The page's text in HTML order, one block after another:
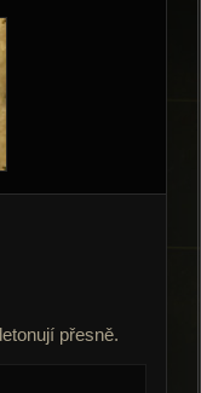
přesně.